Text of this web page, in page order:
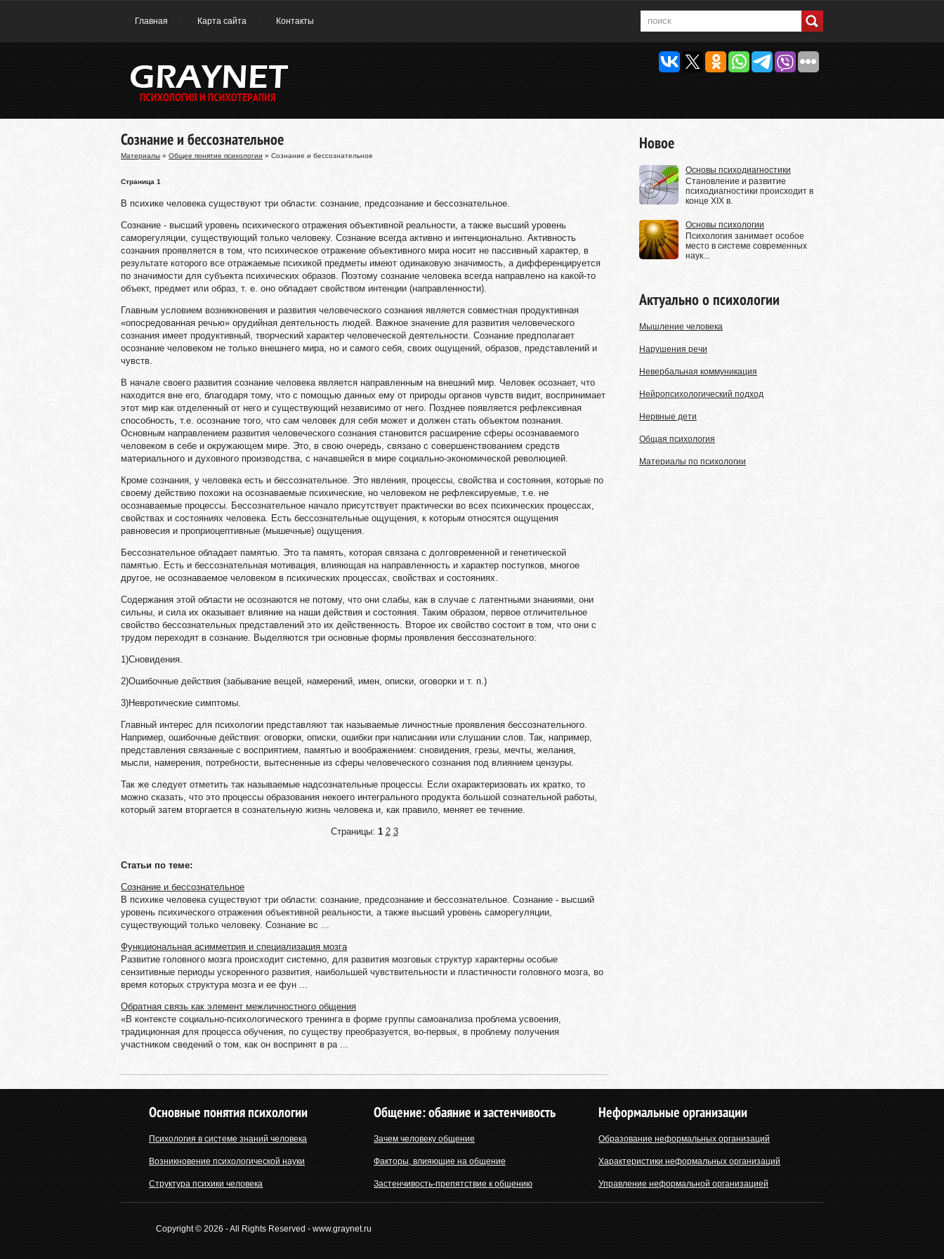
Главная Карта сайта Контакты
Новое
Основы психодиагностики
Становление и развитие
психодиагностики происходит в
конце XIX в.
Основы психологии
Психология занимает особое
место в системе современных
наук...
Актуально о психологии
Мышление человека
Нарушения речи
Невербальная коммуникация
Нейропсихологический подход
Нервные дети
Общая психология
Материалы по психологии
Сознание и бессознательное
Материалы » Общее понятие психологии » Сознание и бессознательное
Страница 1
В психике человека существуют три области: сознание, предсознание и бессознательное.
Сознание - высший уровень психического отражения объективной реальности, а также высший уровень
саморегуляции, существующий только человеку. Сознание всегда активно и интенционально. Активность
сознания проявляется в том, что психическое отражение объективного мира носит не пассивный характер, в
результате которого все отражаемые психикой предметы имеют одинаковую значимость, а дифференцируется
по значимости для субъекта психических образов. Поэтому сознание человека всегда направлено на какой-то
объект, предмет или образ, т. е. оно обладает свойством интенции (направленности).
Главным условием возникновения и развития человеческого сознания является совместная продуктивная
«опосредованная речью» орудийная деятельность людей. Важное значение для развития человеческого
сознания имеет продуктивный, творческий характер человеческой деятельности. Сознание предполагает
осознание человеком не только внешнего мира, но и самого себя, своих ощущений, образов, представлений и
чувств.
В начале своего развития сознание человека является направленным на внешний мир. Человек осознает, что
находится вне его, благодаря тому, что с помощью данных ему от природы органов чувств видит, воспринимает
этот мир как отделенный от него и существующий независимо от него. Позднее появляется рефлексивная
способность, т.е. осознание того, что сам человек для себя может и должен стать объектом познания.
Основным направлением развития человеческого сознания становится расширение сферы осознаваемого
человеком в себе и окружающем мире. Это, в свою очередь, связано с совершенствованием средств
материального и духовного производства, с начавшейся в мире социально-экономической революцией.
Кроме сознания, у человека есть и бессознательное. Это явления, процессы, свойства и состояния, которые по
своему действию похожи на осознаваемые психические, но человеком не рефлексируемые, т.е. не
осознаваемые процессы. Бессознательное начало присутствует практически во всех психических процессах,
свойствах и состояниях человека. Есть бессознательные ощущения, к которым относятся ощущения
равновесия и проприоцептивные (мышечные) ощущения.
Бессознательное обладает памятью. Это та память, которая связана с долговременной и генетической
памятью. Есть и бессознательная мотивация, влияющая на направленность и характер поступков, многое
другое, не осознаваемое человеком в психических процессах, свойствах и состояниях.
Содержания этой области не осознаются не потому, что они слабы, как в случае с латентными знаниями, они
сильны, и сила их оказывает влияние на наши действия и состояния. Таким образом, первое отличительное
свойство бессознательных представлений это их действенность. Второе их свойство состоит в том, что они с
трудом переходят в сознание. Выделяются три основные формы проявления бессознательного:
1)Сновидения.
2)Ошибочные действия (забывание вещей, намерений, имен, описки, оговорки и т. п.)
3)Невротические симптомы.
Главный интерес для психологии представляют так называемые личностные проявления бессознательного.
Например, ошибочные действия: оговорки, описки, ошибки при написании или слушании слов. Так, например,
представления связанные с восприятием, памятью и воображением: сновидения, грезы, мечты, желания,
мысли, намерения, потребности, вытесненные из сферы человеческого сознания под влиянием цензуры.
Так же следует отметить так называемые надсознательные процессы. Если охарактеризовать их кратко, то
можно сказать, что это процессы образования некоего интегрального продукта большой сознательной работы,
который затем вторгается в сознательную жизнь человека и, как правило, меняет ее течение.
Страницы: 1 2 3
Статьи по теме:
Сознание и бессознательное
В психике человека существуют три области: сознание, предсознание и бессознательное. Сознание - высший
уровень психического отражения объективной реальности, а также высший уровень саморегуляции,
существующий только человеку. Сознание вс ...
Функциональная асимметрия и специализация мозга
Развитие головного мозга происходит системно, для развития мозговых структур характерны особые
сензитивные периоды ускоренного развития, наибольшей чувствительности и пластичности головного мозга, во
время которых структура мозга и ее фун ...
Обратная связь как элемент межличностного общения
«В контексте социально-психологического тренинга в форме группы самоанализа проблема усвоения,
традиционная для процесса обучения, по существу преобразуется, во-первых, в проблему получения
участником сведений о том, как он воспринят в ра ...
Основные понятия психологии
Психология в системе знаний человека
Возникновение психологической науки
Структура психики человека
Общение: обаяние и застенчивость
Зачем человеку общение
Факторы, влияющие на общение
Застенчивость-препятствие к общению
Неформальные организации
Образование неформальных организаций
Характеристики неформальных организаций
Управление неформальной организацией
Copyright © 2026 - All Rights Reserved - www.graynet.ru